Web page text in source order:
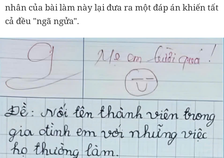
nhân của bài làm này lại đưa ra một đáp án khiến tất
cả đều "ngã ngửa".